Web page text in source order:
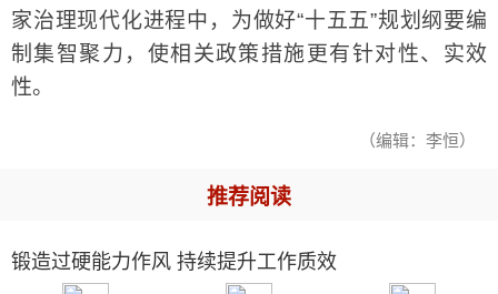
家治理现代化进程中，为做好“十五五”规划纲要编
制集智聚力，使相关政策措施更有针对性、实效
性。
（编辑：李恒）
推荐阅读
锻造过硬能力作风 持续提升工作质效